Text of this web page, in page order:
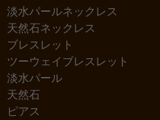
淡水パールネックレス
天然石ネックレス
ブレスレット
ツーウェイブレスレット
淡水パール
天然石
ピアス